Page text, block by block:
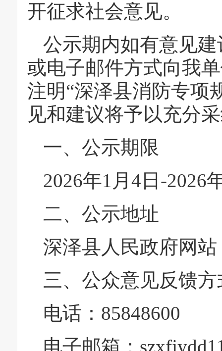
开征求社会意见。
公示期内如有意见
或电子邮件方式向我
注明“深泽县消防专项
见和建议将予以充分
一、公示期限
2026年1月4日-2026
二、公示地址
深泽县人民政府网站
三、公众意见反馈方
电话：85848600
电子邮箱：